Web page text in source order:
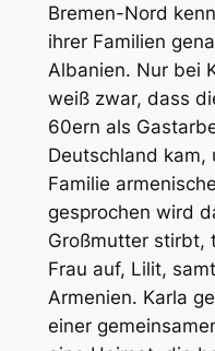
Bremen-Nord
ihrer Familien
Albanien. Nur bei
weiß zwar, dass
60ern als
Deutschland kam,
Familie
gesprochen wird
Großmutter stirbt,
Frau auf, Lilit,
Armenien. Karla
einer